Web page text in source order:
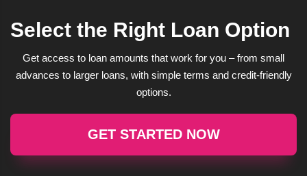
Select the Right Loan Option
Get access to loan amounts that work for you – from small
advances to larger loans, with simple terms and credit-friendly
options.
GET STARTED NOW